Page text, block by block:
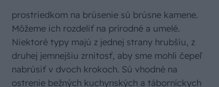
prostriedkom na brúsenie sú brúsne kamene.
Môžeme ich rozdeliť na prírodné a umelé.
Niektoré typy majú z jednej strany hrubšiu, z
druhej jemnejšiu zrnitosť, aby sme mohli čepeľ
nabrúsiť v dvoch krokoch. Sú vhodné na
ostrenie bežných kuchynských a táborníckych